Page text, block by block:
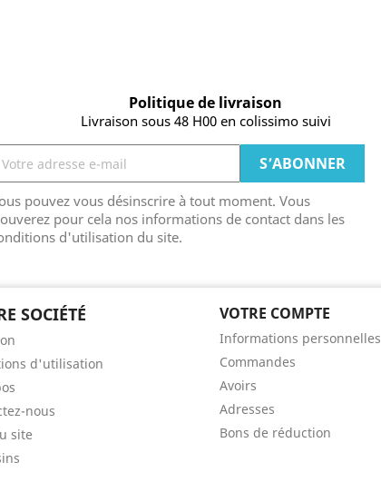
Politique de livraison
Livraison sous 48 H00 en colissimo suivi
pouvez vous désinscrire à tout moment. Vous
pour cela nos informations de contact dans les
d'utilisation du site.
SOCIÉTÉ
d'utilisation
nous
site
VOTRE COMPTE
Informations personnelles
Commandes
Avoirs
Adresses
Bons de réduction